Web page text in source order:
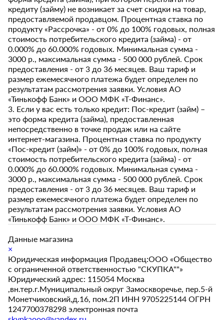
кредиту (займу) не возникает за счет скидки на товар,
предоставляемой продавцом. Процентная ставка по
продукту «Рассрочка» - от 0% до 100% годовых, полная
стоимость потребительского кредита (займа) - от
0.000% до 60.000% годовых. Минимальная сумма -
3000 р., максимальная сумма - 500 000 рублей. Срок
предоставления - от 3 до 36 месяцев. Ваш тариф и
размер ежемесячного платежа будет определен по
результатам рассмотрения заявки. Условия АО
«Тинькофф Банк» и ООО МФК «Т-Финанс».
3. Если у вас есть только кредит: Пос-кредит (займ) –
это форма кредита (займа), предоставленная
непосредственно в точке продаж или на сайте
интернет-магазина. Процентная ставка по продукту
«Пос-кредит (займ)» - от 0% до 100% годовых, полная
стоимость потребительского кредита (займа) - от
0.000% до 60.000% годовых. Минимальная сумма -
3000 р., максимальная сумма - 500 000 рублей. Срок
предоставления - от 3 до 36 месяцев. Ваш тариф и
размер ежемесячного платежа будет определен по
результатам рассмотрения заявки. Условия АО
«Тинькофф Банк» и ООО МФК «Т-Финанс».
Данные магазина
×
Юридическая информация Продавец:ООО «Общество
с ограниченной ответственностью "СКУПКА""»
Юридический адрес: 115054 Москва
,вн.тер.г.Муниципальный округ Замоскворечье, пер.5-й
Монетчиковский,д.16, пом.2П ИНН 9705225144 ОГРН
1247700378298 электронная почта